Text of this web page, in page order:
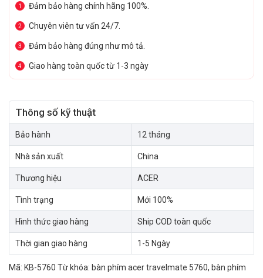
1 Đảm bảo hàng chính hãng 100%.
2 Chuyên viên tư vấn 24/7.
3 Đảm bảo hàng đúng như mô tả.
4 Giao hàng toàn quốc từ 1-3 ngày
Thông số kỹ thuật
Bảo hành 12 tháng
Nhà sản xuất China
Thương hiệu ACER
Tình trạng Mới 100%
Hình thức giao hàng Ship COD toàn quốc
Thời gian giao hàng 1-5 Ngày
Mã: KB-5760 Từ khóa: bàn phím acer travelmate 5760, bàn phím